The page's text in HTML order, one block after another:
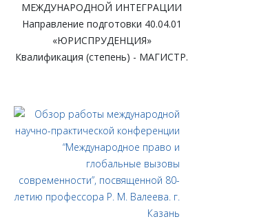
МЕЖДУНАРОДНОЙ ИНТЕГРАЦИИ
Направление подготовки 40.04.01
«ЮРИСПРУДЕНЦИЯ»
Квалификация (степень) - МАГИСТР.